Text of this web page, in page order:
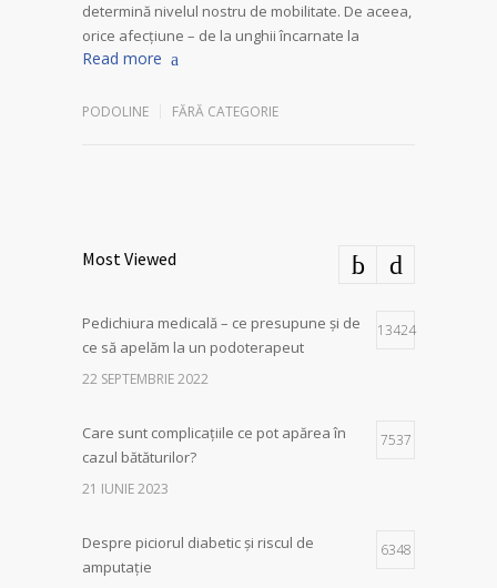
determină nivelul nostru de mobilitate. De aceea,
orice afecțiune – de la unghii încarnate la
Read more
PODOLINE FĂRĂ CATEGORIE
Most Viewed
Pedichiura medicală – ce presupune și de
ce să apelăm la un podoterapeut
13424
22 SEPTEMBRIE 2022
Care sunt complicațiile ce pot apărea în
cazul bătăturilor?
7537
21 IUNIE 2023
Despre piciorul diabetic și riscul de
amputație
6348